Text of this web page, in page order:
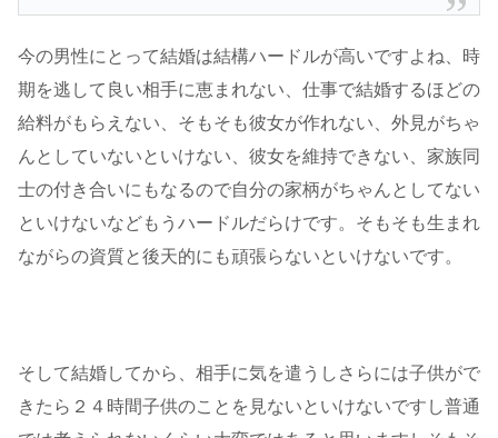
今の男性にとって結婚は結構ハードルが高いですよね、時
期を逃して良い相手に恵まれない、仕事で結婚するほどの
給料がもらえない、そもそも彼女が作れない、外見がちゃ
んとしていないといけない、彼女を維持できない、家族同
士の付き合いにもなるので自分の家柄がちゃんとしてない
といけないなどもうハードルだらけです。そもそも生まれ
ながらの資質と後天的にも頑張らないといけないです。
そして結婚してから、相手に気を遣うしさらには子供がで
きたら２４時間子供のことを見ないといけないですし普通